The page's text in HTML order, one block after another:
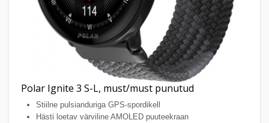
Polar Ignite 3 S-L, must/must punutud
Stiilne pulsianduriga GPS-spordikell
Hästi loetav värviline AMOLED puuteekraan